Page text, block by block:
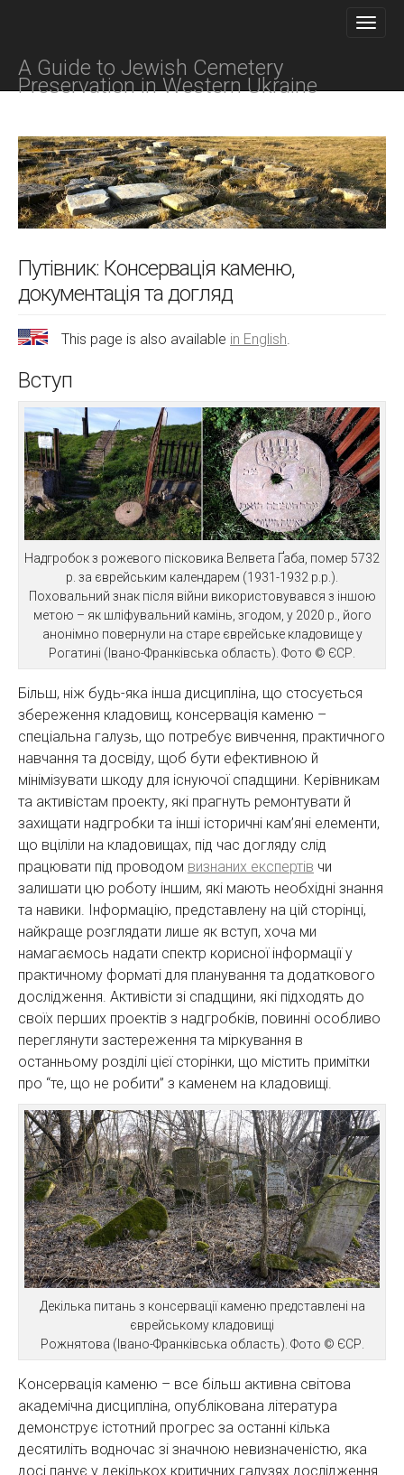
O
A Guide to Jewish Cemetery
Preservation in Western Ukraine
Путівник: Консервація каменю,
документація та догляд
This page is also available in English.
Вступ
Надгробок з рожевого пісковика Велвета Ґаба, помер 5732
р. за єврейським календарем (1931-1932 р.р.).
Поховальний знак після війни використовувався з іншою
метою – як шліфувальний камінь, згодом, у 2020 р., його
анонімно повернули на старе єврейське кладовище у
Рогатині (Івано-Франківська область). Фото © ЄСР.
Більш, ніж будь-яка інша дисципліна, що стосується
збереження кладовищ, консервація каменю –
спеціальна галузь, що потребує вивчення, практичного
навчання та досвіду, щоб бути ефективною й
мінімізувати шкоду для існуючої спадщини. Керівникам
та активістам проекту, які прагнуть ремонтувати й
захищати надгробки та інші історичні кам’яні елементи,
що вціліли на кладовищах, під час догляду слід
працювати під проводом визнаних експертів чи
залишати цю роботу іншим, які мають необхідні знання
та навики. Інформацію, представлену на цій сторінці,
найкраще розглядати лише як вступ, хоча ми
намагаємось надати спектр корисної інформації у
практичному форматі для планування та додаткового
дослідження. Активісти зі спадщини, які підходять до
своїх перших проектів з надгробків, повинні особливо
переглянути застереження та міркування в
останньому розділі цієї сторінки, що містить примітки
про “те, що не робити” з каменем на кладовищі.
Декілька питань з консервації каменю представлені на
єврейському кладовищі
Рожнятова (Івано-Франківська область). Фото © ЄСР.
Консервація каменю – все більш активна світова
академічна дисципліна, опублікована література
демонструє істотний прогрес за останні кілька
десятиліть водночас зі значною невизначеністю, яка
досі панує у декількох критичних галузях дослідження.